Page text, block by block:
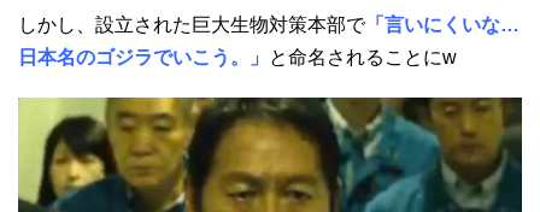
しかし、設立された巨大生物対策本部で「言いにくいな…
日本名のゴジラでいこう。」
と命名されることにw